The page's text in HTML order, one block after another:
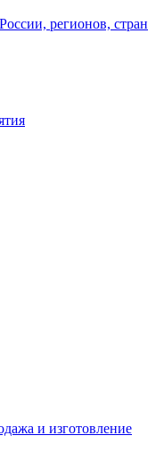
регионов, стран